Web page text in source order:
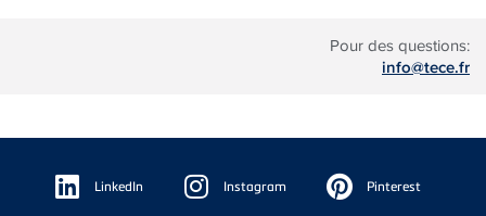
Pour des questions:
info@tece.fr
Floating
Sidebar LinkedIn Instagram Pinterest